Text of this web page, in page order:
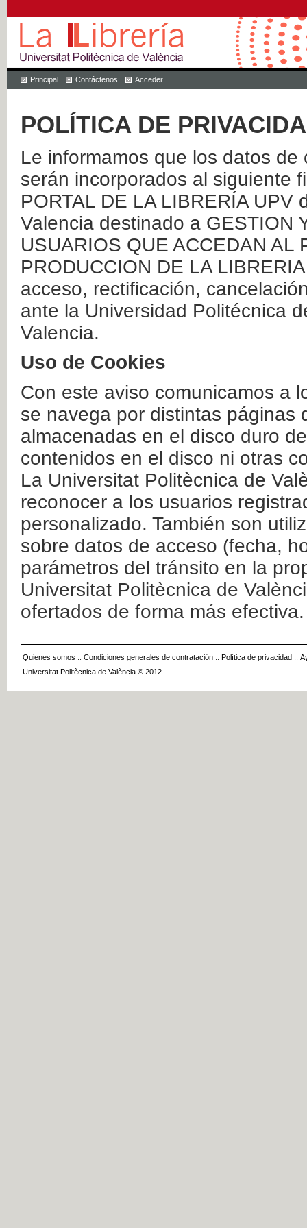
Principal Contáctenos Acceder
POLÍTICA DE
Le informamos que los datos
serán incorporados al siguiente
PORTAL DE LA LIBRERÍA
Valencia destinado a GESTION
USUARIOS QUE ACCEDAN AL
PRODUCCION DE LA
acceso, rectificación,
ante la Universidad Politécnica
Valencia.
Uso de Cookies
Con este aviso comunicamos a
se navega por distintas páginas
almacenadas en el disco duro
contenidos en el disco ni otras
La Universitat Politècnica de
reconocer a los usuarios
personalizado. También son
sobre datos de acceso (fecha,
parámetros del tránsito en la
Universitat Politècnica de
ofertados de forma más efectiva.
Quienes somos :: Condiciones generales de contratación :: Política de privacidad ::
Universitat Politècnica de València © 2012